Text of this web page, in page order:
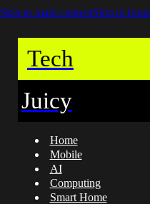
Skip to main contentSkip to
Tech
Juicy
Home
Mobile
AI
Computing
Smart Home